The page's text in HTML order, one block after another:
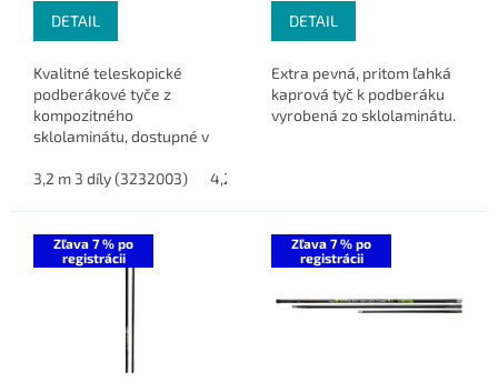
DETAIL
Kvalitné teleskopické
podberákové tyče z
kompozitného
sklolaminátu, dostupné v
univerzálne použitie.
3,2 m 3 díly (3232003) 4,2 m 4 díly (3242004)
DETAIL
Extra pevná, pritom ľahká
kaprová tyč k podberáku
vyrobená zo sklolaminátu.
Zľava 7 % po
registrácii
Zľava 7 % po
registrácii